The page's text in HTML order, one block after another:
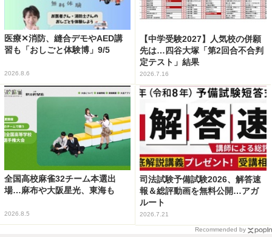
医療✕消防、縫合デモやAED講
習も「おしごと体験博」9/5
2026.8.6
【中学受験2027】人気校の併願
先は…四谷大塚「第2回合不合判
定テスト」結果
2026.7.16
全国高校麻雀32チーム本選出
場…麻布や大阪星光、東海も
2026.8.5
司法試験予備試験2026、解答速
報＆総評動画を無料公開…アガ
ルート
2026.7.21
Recommended by